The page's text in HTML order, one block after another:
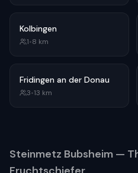
Kolbingen
1•8 km
Fridingen an der Donau
3•13 km
Steinmetz Bubsheim —